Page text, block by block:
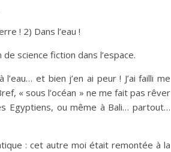
! 2) Dans l’eau !
science fiction dans l’espace.
et bien j’en ai peur ! J’ai failli me
« sous l’océan » ne me fait pas rêver
Egyptiens, ou même à Bali… partout…
: cet autre moi était remontée à la